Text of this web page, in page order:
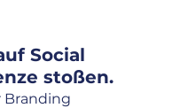
Social
stoßen.
Branding